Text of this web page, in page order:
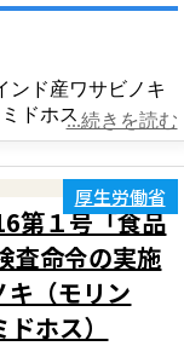
ンド産ワサビノキ
ドホス...続きを読む
第１号「食品
査命令の実施
キ（モリン
ホス）
厚生労働省